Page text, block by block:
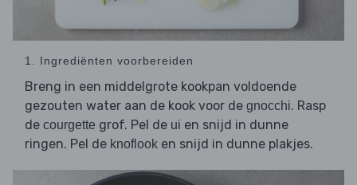
1. Ingrediënten voorbereiden
Breng in een middelgrote kookpan voldoende
gezouten water aan de kook voor de gnocchi. Rasp
de courgette grof. Pel de ui en snijd in dunne
ringen. Pel de knoflook en snijd in dunne plakjes.